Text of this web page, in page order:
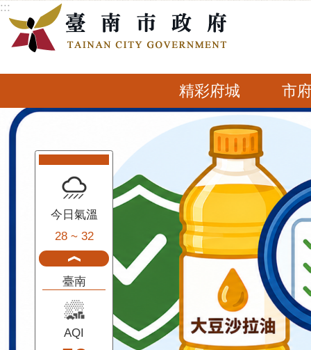
跳到主要內容區塊
:::
精彩府城 市
今日氣溫
28 ~ 32
臺南
AQI